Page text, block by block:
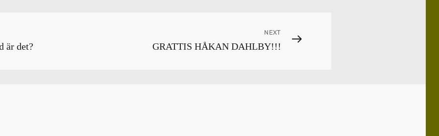
är det?
NEXT
GRATTIS HÅKAN DAHLBY!!!